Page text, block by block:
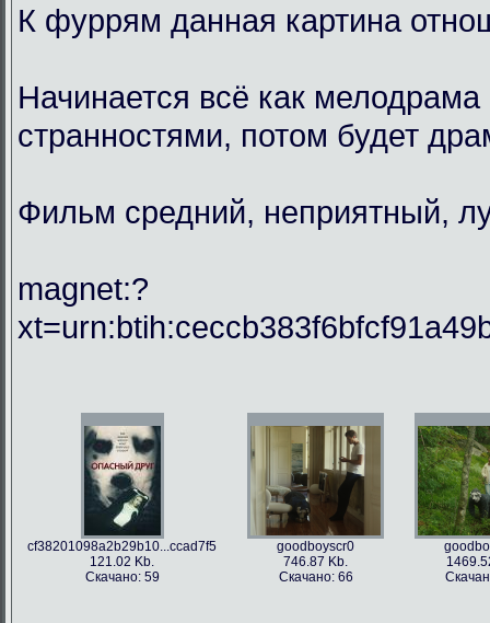
К фуррям данная картина
Начинается всё как
странностями, потом будет
Фильм средний, неприятный,
magnet:?
cf38201098a2b29b10...ccad7f5
121.02 Kb.
Скачано: 59
goodboyscr0
746.87 Kb.
Скачано: 66